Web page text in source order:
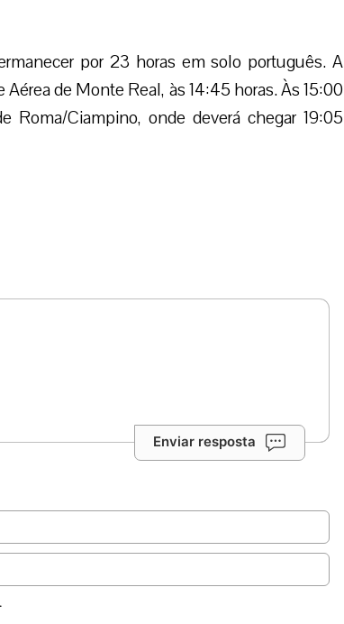
por 23 horas em solo português. A
de Monte Real, às 14:45 horas. Às 15:00
Roma/Ciampino, onde deverá chegar 19:05
Enviar resposta